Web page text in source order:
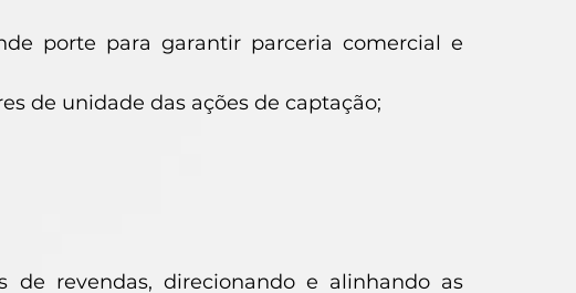
porte para garantir parceria comercial e
de unidade das ações de captação;
de revendas, direcionando e alinhando as